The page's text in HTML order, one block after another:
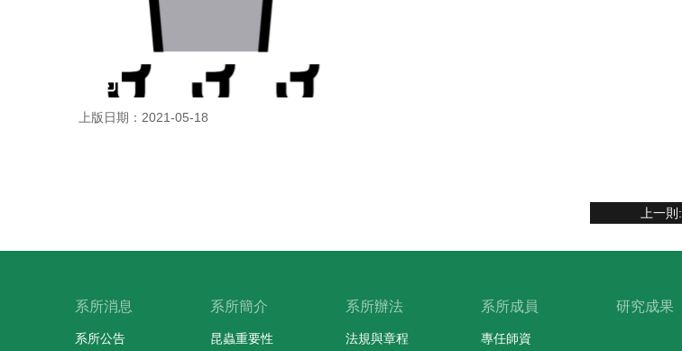
上版日期：2021-05-18
上一則
系所消息
系所公告
系所簡介
昆蟲重要性
系所辦法
法規與章程
系所成員
專任師資
研究成果